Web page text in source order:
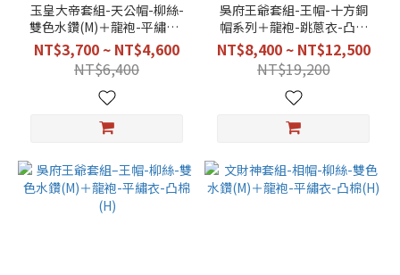
玉皇大帝套組-天公帽-柳絲-
雙色水鑽(M)＋龍袍-平繡衣-
凸棉(H)
NT$3,700 ~ NT$4,600
NT$6,400
吳府王爺套組-王帽-十方銅
帽系列＋龍袍-跳蔥衣-凸銀
龍(EA)
NT$8,400 ~ NT$12,500
NT$19,200